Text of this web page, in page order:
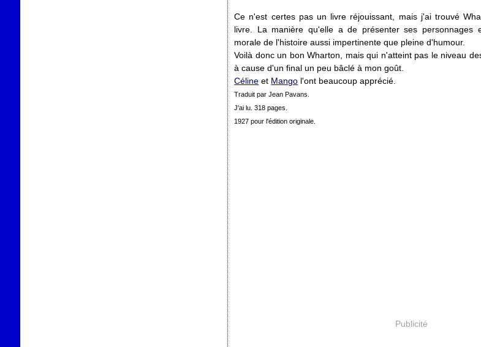
Ce n'est certes pas un livre réjouissant, mais j'ai trouvé
livre. La manière qu'elle a de présenter ses personnages
morale de l'histoire aussi impertinente que pleine d'humour.
Voilà donc un bon Wharton, mais qui n'atteint pas le niveau
à cause d'un final un peu bâclé à mon goût.
Céline et Mango l'ont beaucoup apprécié.
Traduit par Jean Pavans.
J'ai lu. 318 pages.
1927 pour l'édition originale.
Publicité